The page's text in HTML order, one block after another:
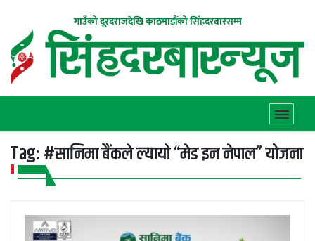
गाउँको दूरदराजदेखि काठमाडौंको सिंहदरबारसम्म
Tag: #सानिमा बैंकले ल्यायो “मेड इन नेपाल” योजना